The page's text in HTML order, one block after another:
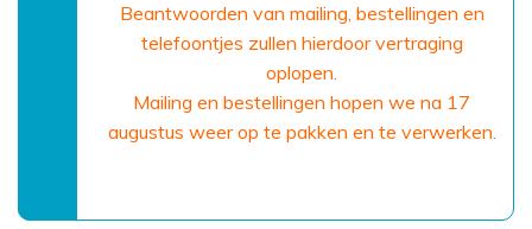
Beantwoorden van mailing, bestellingen en
telefoontjes zullen hierdoor vertraging
oplopen.
Mailing en bestellingen hopen we na 17
augustus weer op te pakken en te verwerken.